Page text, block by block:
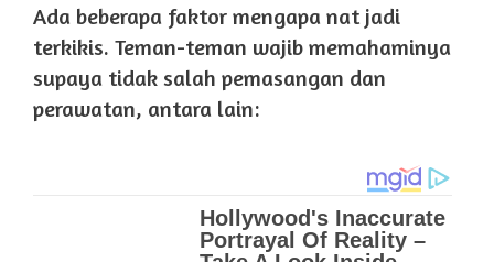
Ada beberapa faktor mengapa nat jadi
terkikis. Teman-teman wajib memahaminya
supaya tidak salah pemasangan dan
perawatan, antara lain: